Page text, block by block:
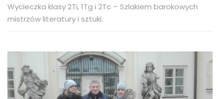
Wycieczka klasy 2Ti, 1Tg i 2Tc – Szlakiem barokowych
mistrzów literatury i sztuki.